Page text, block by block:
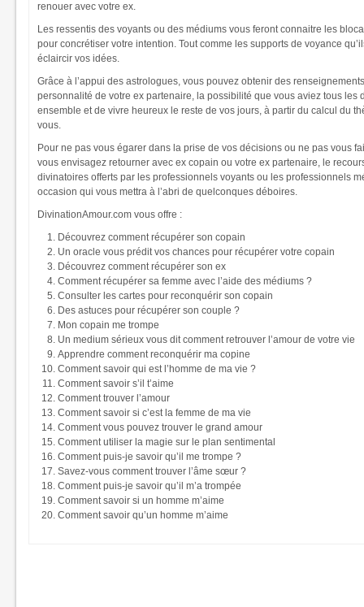
renouer avec votre ex.
Les ressentis des voyants ou des médiums vous feront connaitre les
pour concrétiser votre intention. Tout comme les supports de voyance
éclaircir vos idées.
Grâce à l’appui des astrologues, vous pouvez obtenir des
personnalité de votre ex partenaire, la possibilité que vous aviez tous les
ensemble et de vivre heureux le reste de vos jours, à partir du calcul du
vous.
Pour ne pas vous égarer dans la prise de vos décisions ou ne pas vous
vous envisagez retourner avec ex copain ou votre ex partenaire, le
divinatoires offerts par les professionnels voyants ou les professionnels
occasion qui vous mettra à l’abri de quelconques déboires.
DivinationAmour.com vous offre :
Découvrez comment récupérer son copain
Un oracle vous prédit vos chances pour récupérer votre copain
Découvrez comment récupérer son ex
Comment récupérer sa femme avec l’aide des médiums ?
Consulter les cartes pour reconquérir son copain
Des astuces pour récupérer son couple ?
Mon copain me trompe
Un medium sérieux vous dit comment retrouver l’amour de votre vie
Apprendre comment reconquérir ma copine
Comment savoir qui est l’homme de ma vie ?
Comment savoir s’il t’aime
Comment trouver l’amour
Comment savoir si c’est la femme de ma vie
Comment vous pouvez trouver le grand amour
Comment utiliser la magie sur le plan sentimental
Comment puis-je savoir qu’il me trompe ?
Savez-vous comment trouver l’âme sœur ?
Comment puis-je savoir qu’il m’a trompée
Comment savoir si un homme m’aime
Comment savoir qu’un homme m’aime